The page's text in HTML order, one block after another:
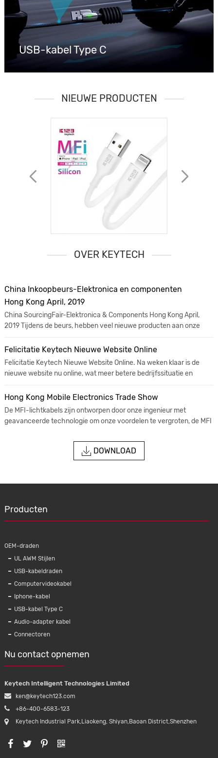
USB-kabel Type C
NIEUWE PRODUCTEN
OVER KEYTECH
China Inkoopbeurs-Elektronica en componenten
Hong Kong April, 2019
China SourcingFair-Elektronica & Components Hong Kong April,
2019 Tijdens de beurs, hebben veel nieuwe producten aan onze
display Adapt...
Felicitatie Keytech Nieuwe Website Online
Felicitatie Keytech Nieuwe Website Online. Na weken klaar is de
nieuwe website nu online, wat meer betere bedrijfssituatie en
Hong Kong Mobile Electronics Trade Show
De MFI-lichtkabels zijn ontworpen door onze ingenieur met
geavanceerde technologie om onze voordelen te vergroten, de MFI
DOWNLOAD
Producten
OEM-draden
UL AWM Stijlen
USB-kabeldraden
Computervideokabel
Iphone-kabel
USB-kabel Type C
Audio-adapter kabel
Connectoren
Nu contact opnemen
Keytech Intelligent Technologies Limited
ken@keytech123.com
+86-400-6583-123
Keytech Industrial Park,Liaokeng, Shiyan,Baoan District,Shenzhen